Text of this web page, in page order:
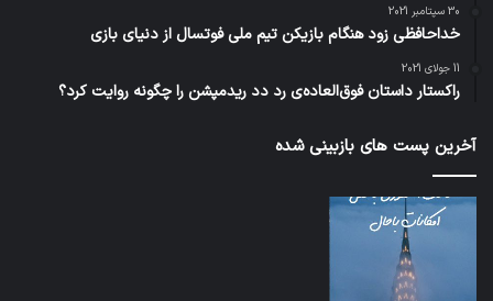
30 سپتامبر 2021
خداحافظی زود هنگام بازیکن تیم ملی فوتسال از دنیای بازی
11 جولای 2021
راکستار داستان فوق‌العاده‌ی رد دد ریدمپشن را چگونه روایت کرد؟
آخرین پست های بازبینی شده